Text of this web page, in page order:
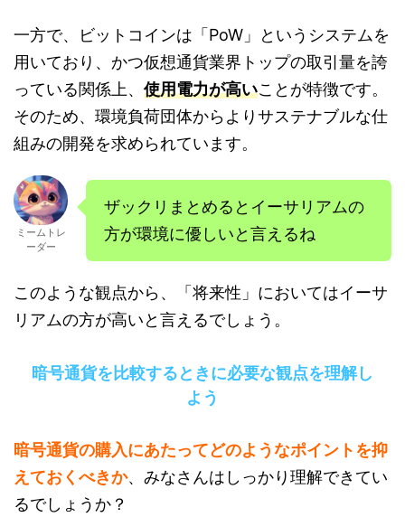
一方で、ビットコインは「PoW」というシステムを
用いており、かつ仮想通貨業界トップの取引量を誇
っている関係上、 使用電力が高いことが特徴です。
そのため、環境負荷団体からよりサステナブルな仕
組みの開発を求められています。
ミームトレ
ーダー
ザックリまとめるとイーサリアムの
方が環境に優しいと言えるね
このような観点から、「将来性」においてはイーサ
リアムの方が高いと言えるでしょう。
暗号通貨を比較するときに必要な観点を理解し
よう
暗号通貨の購入にあたってどのようなポイントを抑
えておくべきか、みなさんはしっかり理解できてい
るでしょうか？